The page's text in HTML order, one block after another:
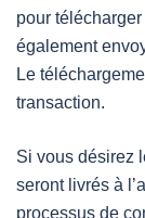
pour
également
Le
transaction.
Si vous désirez
seront livrés à
processus de